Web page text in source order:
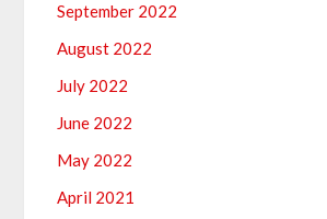
September 2022
August 2022
July 2022
June 2022
May 2022
April 2021